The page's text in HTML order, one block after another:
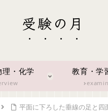
受験の月
理・化学 教育・学
平面に下ろした垂線の足と四